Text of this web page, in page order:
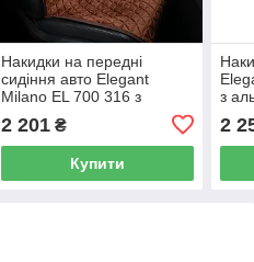
Накидки на передні
сидіння авто Elegant
Milano EL 700 316 з
алькантари коричневого
кольору
2 201₴
Купити
з
2